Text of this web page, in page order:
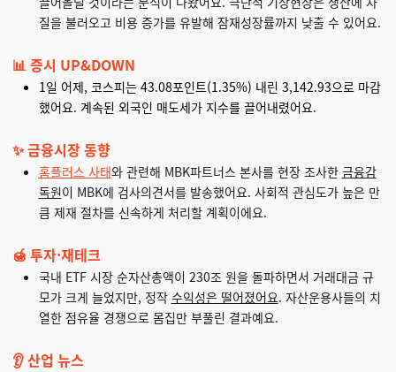
질을 불러오고 비용 증가를 유발해 잠재성장률까지 낮출 수 있어요.
📊 증시 UP&DOWN
1일 어제, 코스피는 43.08포인트(1.35%) 내린 3,142.93으로 마감
했어요. 계속된 외국인 매도세가 지수를 끌어내렸어요.
✨ 금융시장 동향
홈플러스 사태와 관련해 MBK파트너스 본사를 현장 조사한 금융감
독원이 MBK에 검사의견서를 발송했어요. 사회적 관심도가 높은 만
큼 제재 절차를 신속하게 처리할 계획이에요.
🍯 투자·재테크
국내 ETF 시장 순자산총액이 230조 원을 돌파하면서 거래대금 규
모가 크게 늘었지만, 정작 수익성은 떨어졌어요. 자산운용사들의 치
열한 점유율 경쟁으로 몸집만 부풀린 결과예요.
👂 산업 뉴스